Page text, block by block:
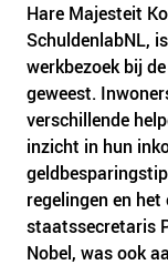
Hare Majesteit
SchuldenlabNL,
werkbezoek bij
geweest.
verschillende
inzicht in hun
regelingen en
staatssecretaris
Nobel, was ook